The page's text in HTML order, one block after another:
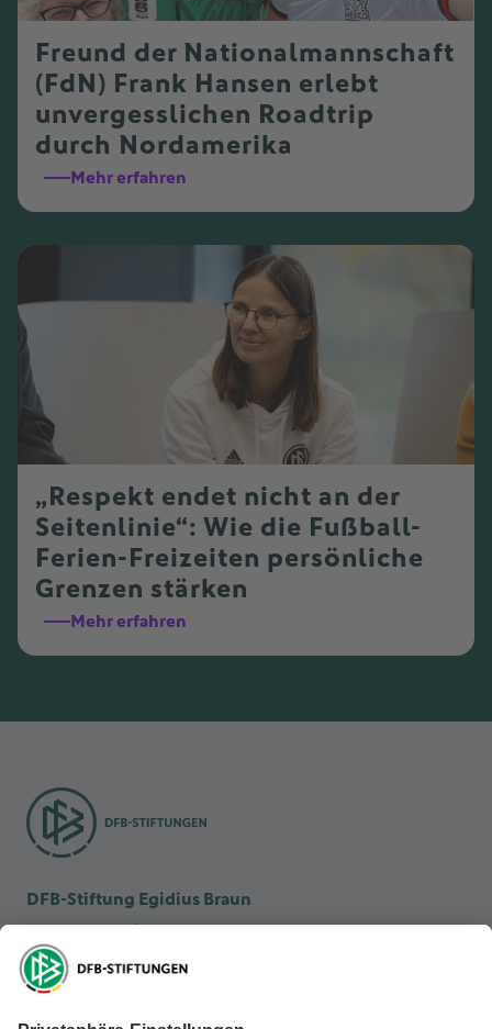
Freund der Nationalmannschaft
(FdN) Frank Hansen erlebt
unvergesslichen Roadtrip
durch Nordamerika
Mehr erfahren
„Respekt endet nicht an der
Seitenlinie“: Wie die Fußball-
Ferien-Freizeiten persönliche
Grenzen stärken
Mehr erfahren
DFB-Stiftung Egidius Braun
DFB-Stiftung Sepp Herberger